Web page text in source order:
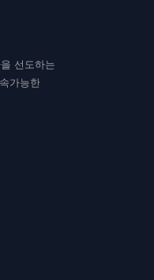
선도하는
가능한